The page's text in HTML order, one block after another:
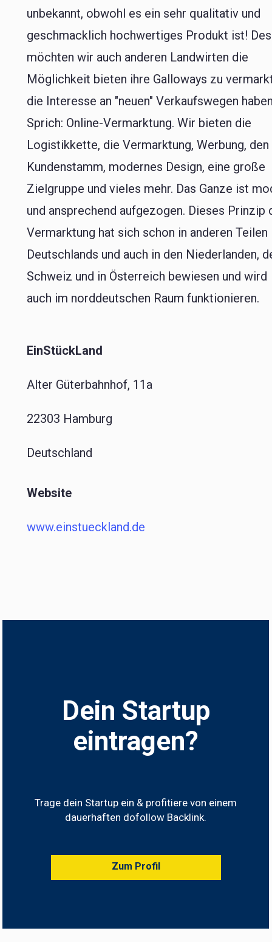
unbekannt, obwohl es ein sehr qualitativ und
geschmacklich hochwertiges Produkt ist!
möchten wir auch anderen Landwirten die
Möglichkeit bieten ihre Galloways zu
die Interesse an "neuen" Verkaufswegen
Sprich: Online-Vermarktung. Wir bieten die
Logistikkette, die Vermarktung, Werbung, den
Kundenstamm, modernes Design, eine große
Zielgruppe und vieles mehr. Das Ganze ist
und ansprechend aufgezogen. Dieses Prinzip
Vermarktung hat sich schon in anderen Teilen
Deutschlands und auch in den Niederlanden,
Schweiz und in Österreich bewiesen und wird
auch im norddeutschen Raum funktionieren.
EinStückLand
Alter Güterbahnhof, 11a
22303 Hamburg
Deutschland
Website
www.einstueckland.de
Dein Startup
eintragen?
Trage dein Startup ein & profitiere von einem
dauerhaften dofollow Backlink.
Zum Profil